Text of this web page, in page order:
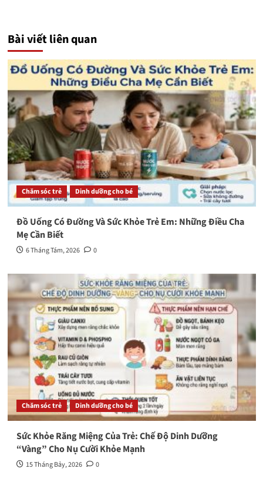
Bài viết liên quan
Chăm sóc trẻ Dinh dưỡng cho bé
Đồ Uống Có Đường Và Sức Khỏe Trẻ Em: Những Điều Cha
Mẹ Cần Biết
6 Tháng Tám, 2026 0
Chăm sóc trẻ Dinh dưỡng cho bé
Sức Khỏe Răng Miệng Của Trẻ: Chế Độ Dinh Dưỡng
“Vàng” Cho Nụ Cười Khỏe Mạnh
15 Tháng Bảy, 2026 0